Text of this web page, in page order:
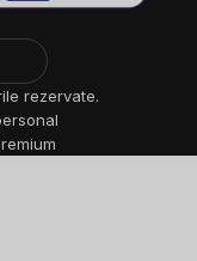
rezervate.